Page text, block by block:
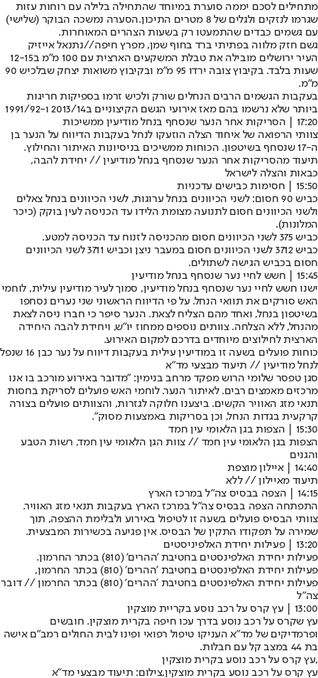
מתחילים לסכם יממה סוערת במיוחד שהתחילה בלילה עם רוחות עזות
שגרמו לנזקים ולגלים של 8 מטרים התיכון.
הסערה נמשכה הבוקר (שלישי)
עם גשמים כבדים שהתמעטו רק בשעות הצהרים המאוחרות.
גשם חזק מלווה בפתיתי ברד בחוף שמן, מפרץ חיפה//נתנאל אייזיק
העיר ירושלים מובילה את טבלת המשקעים הארצית עם 100 מ"מ ב12-15
שעות בלבד. בקיבוץ צובה ירדו 95 מ"מ ובקיבוץ משואות יצחק שבלכיש 90
מ"מ.
בעקבות הגשמים הרבים הנחלים שורק ולכיש זרמו בספיקות חריגות
ביותר שלא נרשמו בהם מאז אירועי הגשם הקיצוניים ב2013/14 ו-1991/92
17:20 | הסריקות אחר הנער שנסחף בנחל מודיעין ממשיכות
צוותי הרפואה של איחוד הצלה הוזעקו לנחל בעקבות הדיווח על הנער בן
ה-17 שנסחף בשיטפון. הכוחות ממשיכים בניסיונות האיתור והחילוץ.
תיעוד מהסריקות אחר הנער שנסחף בנחל מודיעין // יחידת להבה,
כבאות והצלה לישראל
15:50 | חסימות כבישים עדכניות
כביש 90 חסום: לשני הכיוונים בנחל ערוגות, לשני הכיוונים בנחל צאלים
ולשני הכיוונים חסום לתנועה מצומת הלידו עד הכניסה לעין בוקק (כיכר
המלונות).
כביש 375 לשני הכיוונים חסום מהכניסה לזנוח עד הכניסה למטע.
כביש 3712 לשני הכיוונים חסום במעבר ניצן וכביש 3711 לשני הכיוונים
חסום בכביש הגישה לשתולים.
15:45 | חשש לחיי נער שנסחף בנחל מודיעין
ישנו חשש לחיי נער שנסחף בנחל מודיעין, סמוך לעיר מודיעין עילית, לוחמי
האש סורקים את תוואי הנחל. על פי הדיווח הראשוני שני נערים נסחפו
בשיטפון בנחל, ואחד מהם הצליח לצאת. הנער סיפר כי חברו ניסה לצאת
מהנחל, ללא הצלחה. צוותים נוספים ממחוז יו"ש, ויחידת להבה היחידה
הארצית לחילוצים מיוחדים בדרכם למקום האירוע.
כוחות פועלים בשעה זו במודיעין עילית בעקבות דיווח על נער כבן 16 שנפל
לנחל מודיעין // תיעוד מבצעי מד"א
סגן טפסר שלומי הרוש מפקד מרחב בנימין: "מדובר באירוע מורכב בו אנו
מרכזים מאמצים רבים. לאיתור הנער. לוחמי האש פועלים לסריקת בחסות
תנאי מזג האוויר הקשים. ביצענו חלוקה לגזרות, והצוותים פועלים בצורה
קרקעית בגדות הנחל, וכן בסריקות באמצעות מסוק".
15:30 | הצפות בגן הלאומי עין חמד
הצפות בגן הלאומי עין חמד // צוות הגן הלאומי עין חמד, רשות הטבע
והגנים
14:40 | איילון מוצפת
תיעוד מאיילון // ללא
14:15 | הצפה בבסיס צה"ל במרכז הארץ
התפתחה הצפה בבסיס צה"ל במרכז הארץ בעקבות תנאי מזג האוויר.
צוותי הבסיס פועלים בשעה זו לטיפול באירוע ולבלימת ההצפה, תוך
שמירה על תפקודו התקין של הבסיס. אין פגיעה בכשירות המבצעית.
13:20 | פעילות יחידת האלפיניסטים
פעילות יחידת האלפינסטים בחטיבת 'ההרים' (810) בכתר החרמון.
פעילות יחידת האלפינסטים בחטיבת ׳ההרים׳ (810) בכתר החרמון,
פעילות יחידת האלפינסטים בחטיבת ׳ההרים׳ (810) בכתר החרמון // דובר
צה"ל
13:00 | עץ קרס על רכב נוסע בקריית מוצקין
עץ שקרס על רכב נוסע בדרך עכו חיפה בקרית מוצקין. חובשים
ופרמדיקים של מד"א העניקו טיפול רפואי ופינו לבית החולים רמב"ם אישה
בת 44 במצב קל עם חבלות.
עץ קרס על רכב נוסע בקרית מוצקין,
עץ קרס על רכב נוסע בקרית מוצקין,צילום: תיעוד מבצעי מד"א